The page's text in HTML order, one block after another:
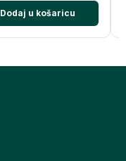
Dodaj u košaricu